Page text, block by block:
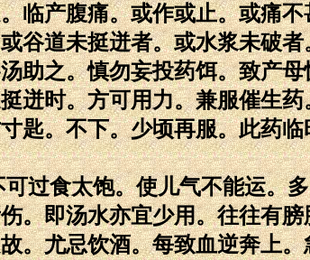
临产腹痛。或作或止。或痛不
谷道未挺迸者。或水浆未破者
助之。慎勿妄投药饵。致产母
迸时。方可用力。兼服催生药
匙。不下。少顷再服。此药临
过食太饱。使儿气不能运。多
。即汤水亦宜少用。往往有膀
。尤忌饮酒。每致血逆奔上。